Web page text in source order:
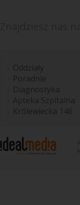
Oddziały
Poradnie
Diagnostyka
Apteka Szpitalna
Królewiecka 146